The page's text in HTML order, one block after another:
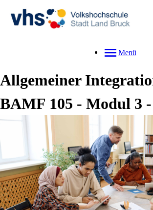
Menü
Allgemeiner
BAMF 105 - Modul 3